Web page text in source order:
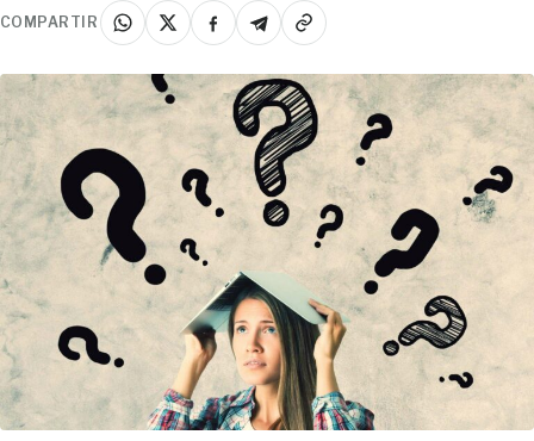
COMPARTIR